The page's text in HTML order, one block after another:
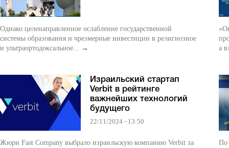
Однако целенаправленное ослабление государственной
системы образования и чрезмерные инвестиции в религиозное
и ультраортодоксальное... →
Израильский стартап
Verbit в рейтинге
важнейших технологий
будущего
22/11/2024 - 13:50
Жюри Fast Company выбрало израильскую компанию Verbit за
а
По